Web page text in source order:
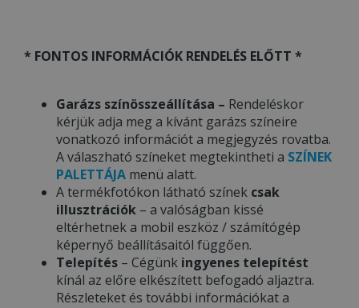
* FONTOS INFORMÁCIÓK RENDELÉS ELŐTT *
Garázs színösszeállítása – Rendeléskor
kérjük adja meg a kívánt garázs színeire
vonatkozó információt a megjegyzés rovatba.
A válaszható színeket megtekintheti a SZÍNEK
PALETTÁJA menü alatt.
A termékfotókon látható színek csak
illusztrációk – a valóságban kissé
eltérhetnek a mobil eszköz / számítógép
képernyő beállításaitól függően.
Telepítés – Cégünk ingyenes telepítést
kínál az előre elkészített befogadó aljaztra.
Részleteket és további információkat a